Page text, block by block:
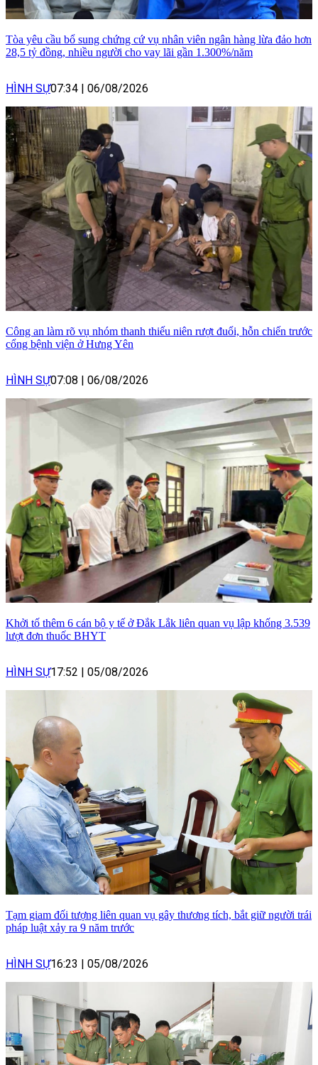
Tòa yêu cầu bổ sung chứng cứ vụ nhân viên ngân hàng lừa đảo hơn
28,5 tỷ đồng, nhiều người cho vay lãi gần 1.300%/năm
HÌNH SỰ07:34 06/08/2026
Công an làm rõ vụ nhóm thanh thiếu niên rượt đuổi, hỗn chiến trước
cổng bệnh viện ở Hưng Yên
HÌNH SỰ07:08 06/08/2026
Khởi tố thêm 6 cán bộ y tế ở Đắk Lắk liên quan vụ lập khống 3.539
lượt đơn thuốc BHYT
HÌNH SỰ17:52 05/08/2026
Tạm giam đối tượng liên quan vụ gây thương tích, bắt giữ người trái
pháp luật xảy ra 9 năm trước
HÌNH SỰ16:23 05/08/2026